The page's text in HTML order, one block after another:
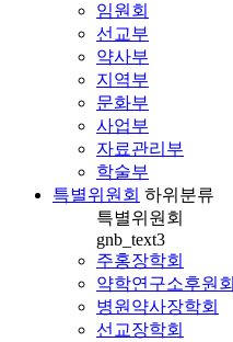
임원회
선교부
약사부
지역부
문화부
사업부
자료관리부
학술부
특별위원회 하위분류
특별위원회
gnb_text3
주홍장학회
약학연구소후원회
병원약사장학회
선교장학회